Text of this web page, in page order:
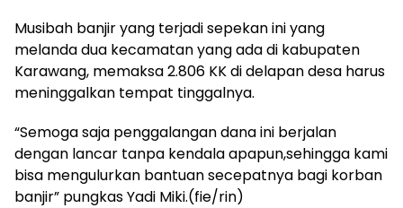
Musibah banjir yang terjadi sepekan ini yang
melanda dua kecamatan yang ada di kabupaten
Karawang, memaksa 2.806 KK di delapan desa harus
meninggalkan tempat tinggalnya.
“Semoga saja penggalangan dana ini berjalan
dengan lancar tanpa kendala apapun,sehingga kami
bisa mengulurkan bantuan secepatnya bagi korban
banjir” pungkas Yadi Miki.(fie/rin)